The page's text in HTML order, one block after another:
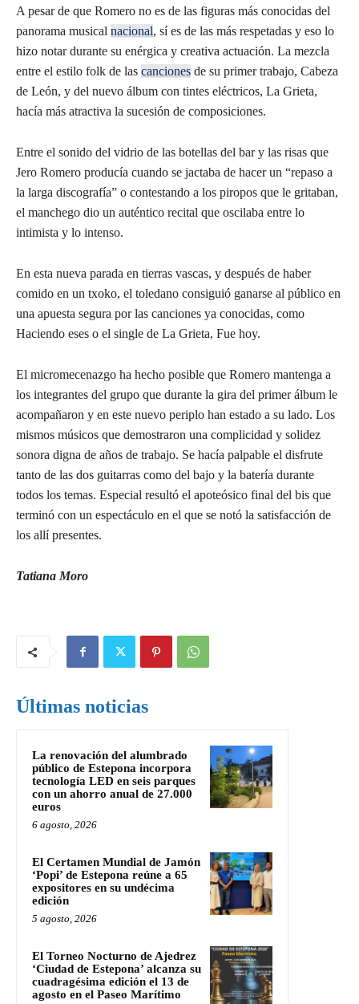
A pesar de que Romero no es de las figuras más conocidas del
panorama musical nacional, sí es de las más respetadas y eso lo
hizo notar durante su enérgica y creativa actuación. La mezcla
entre el estilo folk de las canciones de su primer trabajo, Cabeza
de León, y del nuevo álbum con tintes eléctricos, La Grieta,
hacía más atractiva la sucesión de composiciones.
Entre el sonido del vidrio de las botellas del bar y las risas que
Jero Romero producía cuando se jactaba de hacer un “repaso a
la larga discografía” o contestando a los piropos que le gritaban,
el manchego dio un auténtico recital que oscilaba entre lo
intimista y lo intenso.
En esta nueva parada en tierras vascas, y después de haber
comido en un txoko, el toledano consiguió ganarse al público en
una apuesta segura por las canciones ya conocidas, como
Haciendo eses o el single de La Grieta, Fue hoy.
El micromecenazgo ha hecho posible que Romero mantenga a
los integrantes del grupo que durante la gira del primer álbum le
acompañaron y en este nuevo periplo han estado a su lado. Los
mismos músicos que demostraron una complicidad y solidez
sonora digna de años de trabajo. Se hacía palpable el disfrute
tanto de las dos guitarras como del bajo y la batería durante
todos los temas. Especial resultó el apoteósico final del bis que
terminó con un espectáculo en el que se notó la satisfacción de
los allí presentes.
Tatiana Moro
Últimas noticias
La renovación del alumbrado
público de Estepona incorpora
tecnología LED en seis parques
con un ahorro anual de 27.000
euros
6 agosto, 2026
El Certamen Mundial de Jamón
‘Popi’ de Estepona reúne a 65
expositores en su undécima
edición
5 agosto, 2026
El Torneo Nocturno de Ajedrez
‘Ciudad de Estepona’ alcanza su
cuadragésima edición el 13 de
agosto en el Paseo Marítimo